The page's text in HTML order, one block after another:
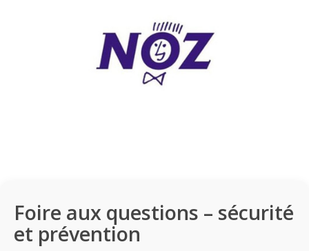
Foire aux questions – sécurité
et prévention